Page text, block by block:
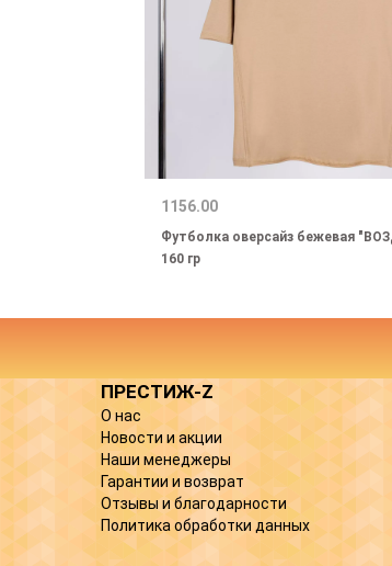
1156.00
Футболка оверсайз бежевая
160 гр
ПРЕСТИЖ-Z
О нас
Новости и акции
Наши менеджеры
Гарантии и возврат
Отзывы и благодарности
Политика обработки данных